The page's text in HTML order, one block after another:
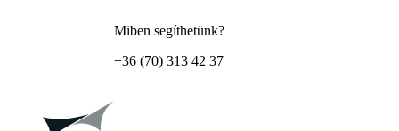
Miben segíthetünk?
+36 (70) 313 42 37